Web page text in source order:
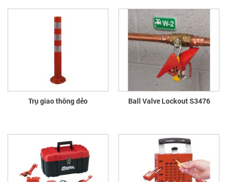
Trụ giao thông dẻo Ball Valve Lockout S3476